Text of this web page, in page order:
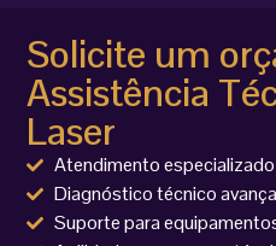
Solicite um
Assistência
Laser
Atendimento especializado
Diagnóstico técnico
Suporte para